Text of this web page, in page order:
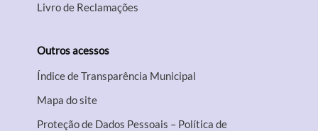
Livro de Reclamações
Outros acessos
Índice de Transparência Municipal
Mapa do site
Proteção de Dados Pessoais – Política de